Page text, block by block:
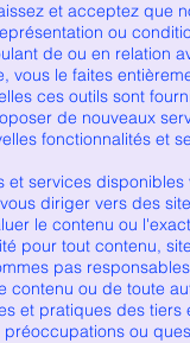
et acceptez que
ou
de ou en relation
vous le faites
ces outils sont
de nouveaux
fonctionnalités et
et services
diriger vers des
le contenu ou
pour tout contenu,
pas
contenu ou de toute
et pratiques des
ou